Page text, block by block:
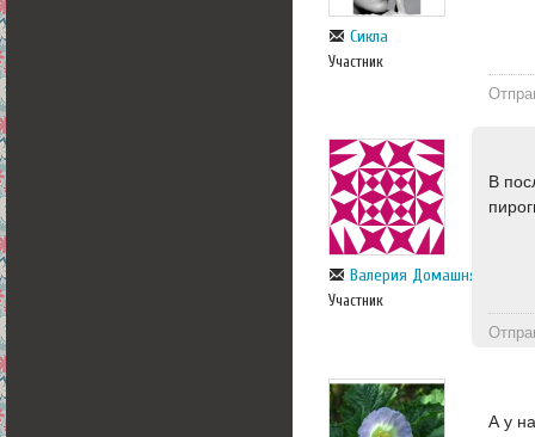
Сикла
Участник
Валерия Домашняя
Участник
В
А у